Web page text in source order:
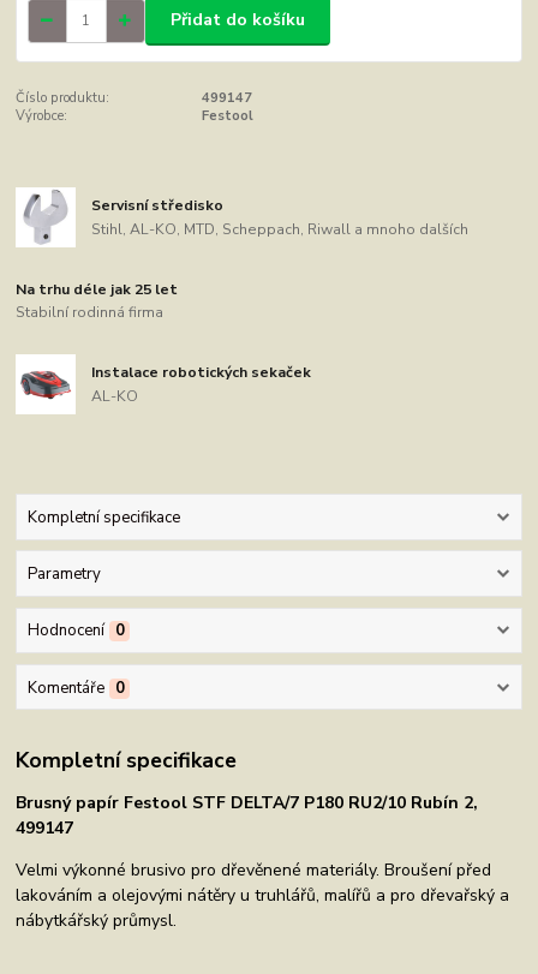
Přidat do košíku
Číslo produktu:
499147
Výrobce:
Festool
Servisní středisko
Stihl, AL-KO, MTD, Scheppach, Riwall a mnoho dalších
Na trhu déle jak 25 let
Stabilní rodinná firma
Instalace robotických sekaček
AL-KO
Kompletní specifikace
Parametry
Hodnocení 0
Komentáře 0
Kompletní specifikace
Brusný papír Festool STF DELTA/7 P180 RU2/10 Rubín 2,
499147
Velmi výkonné brusivo pro dřevěnené materiály. Broušení před
lakováním a olejovými nátěry u truhlářů, malířů a pro dřevařský a
nábytkářský průmysl.